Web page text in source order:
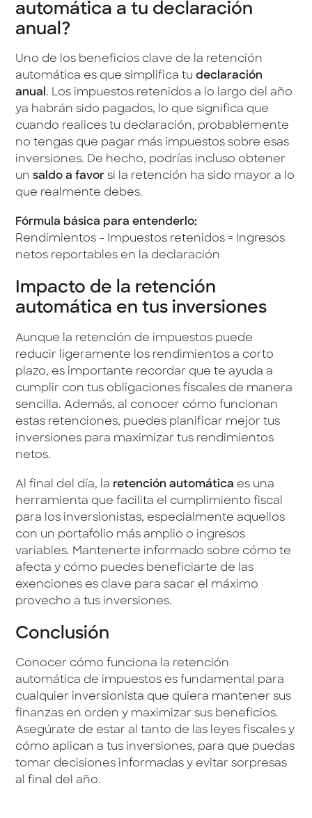
automática a tu declaración
anual?
Uno de los beneficios clave de la retención
automática es que simplifica tudeclaración
anual. Los impuestos retenidos a lo largo del año
ya habrán sido pagados, lo que significa que
cuando realices tu declaración, probablemente
no tengas que pagar más impuestos sobre esas
inversiones. De hecho, podrías incluso obtener
unsaldo a favor si la retención ha sido mayor a lo
que realmente debes.
Fórmula básica para entenderlo:
Rendimientos - Impuestos retenidos = Ingresos
netos reportables en la declaración
Impacto de la retención
automática en tus inversiones
Aunque la retención de impuestos puede
reducir ligeramente los rendimientos a corto
plazo, es importante recordar que te ayuda a
cumplir con tus obligaciones fiscales de manera
sencilla. Además, al conocer cómo funcionan
estas retenciones, puedes planificar mejor tus
inversiones para maximizar tus rendimientos
netos.
Al final del día, la retención automática es una
herramienta que facilita el cumplimiento fiscal
para los inversionistas, especialmente aquellos
con un portafolio más amplio o ingresos
variables. Mantenerte informado sobre cómo te
afecta y cómo puedes beneficiarte de las
exenciones es clave para sacar el máximo
provecho a tus inversiones.
Conclusión
Conocer cómo funciona la retención
automática de impuestos es fundamental para
cualquier inversionista que quiera mantener sus
finanzas en orden y maximizar sus beneficios.
Asegúrate de estar al tanto de las leyes fiscales y
cómo aplican a tus inversiones, para que puedas
tomar decisiones informadas y evitar sorpresas
al final del año.